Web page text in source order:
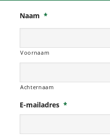
Naam *
Voornaam
Achternaam
E-mailadres *